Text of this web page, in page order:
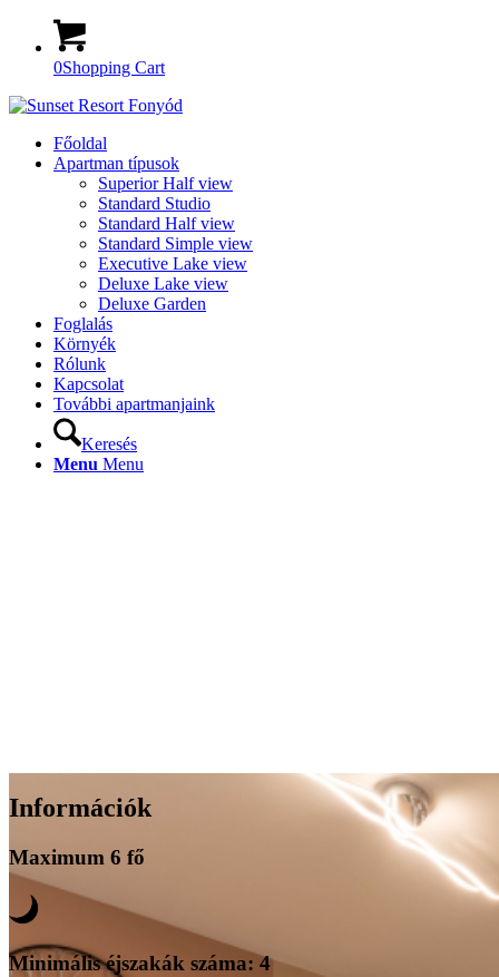
0Shopping Cart
Főoldal
Apartman típusok
Superior Half view
Standard Studio
Standard Half view
Standard Simple view
Executive Lake view
Deluxe Lake view
Deluxe Garden
Foglalás
Környék
Rólunk
Kapcsolat
További apartmanjaink
Keresés
Menu Menu
Információk
Maximum 6 fő
Minimális éjszakák száma: 4